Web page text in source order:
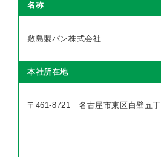
名称
敷島製パン株式会社
本社所在地
〒461-8721 名古屋市東区白壁五